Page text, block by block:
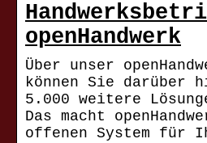
openHandwerk
Über unser
können Sie darüber
5.000 weitere
Das macht
offenen System für